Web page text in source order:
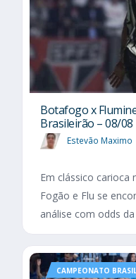
Botafogo x
Brasileirão – 08/08
Estevão Maximo
Em clássico carioca
Fogão e Flu se
análise com odds
CAMPEONATO